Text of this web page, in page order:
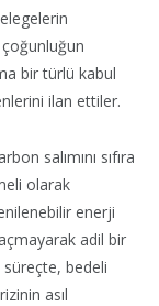
çoğunluğun
bir türlü kabul
ilan ettiler.
salımını sıfıra
olarak
enerji
adil bir
bedeli
asıl